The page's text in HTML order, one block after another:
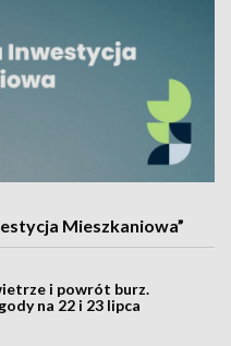
Mieszkaniowa”
i powrót burz.
na 22 i 23 lipca